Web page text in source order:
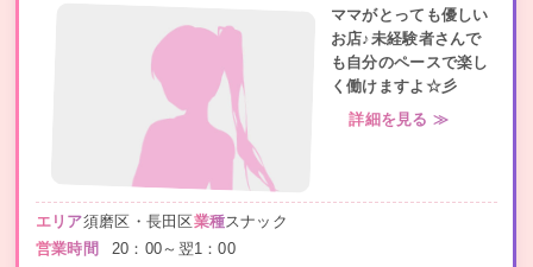
ママがとっても優しい
お店♪未経験者さんで
も自分のペースで楽し
く働けますよ☆彡
詳細を見る ≫
エリア須磨区・長田区 業種スナック
営業時間
20：00～翌1：00